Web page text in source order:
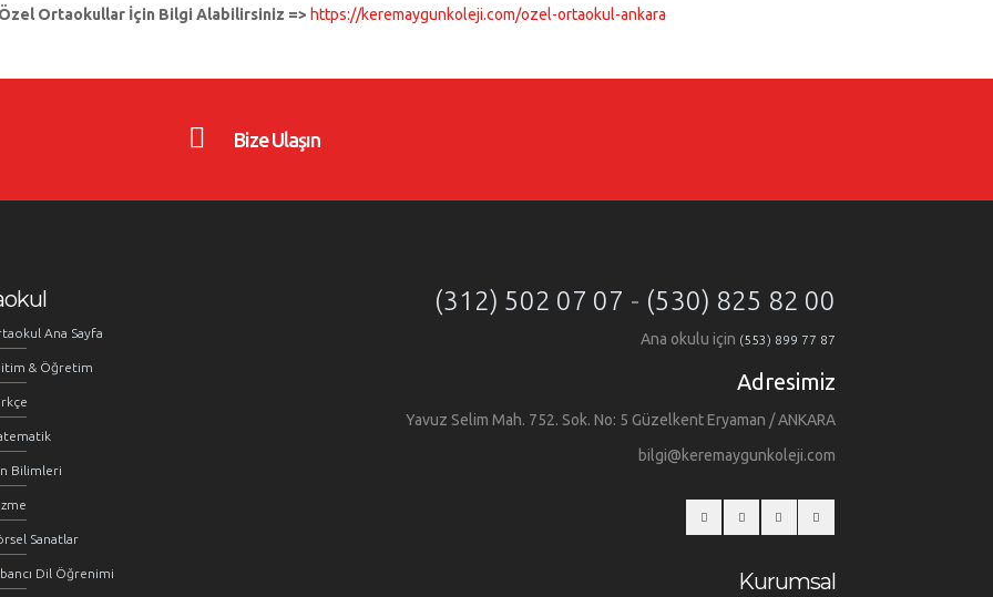
Özel Ortaokullar İçin Bilgi Alabilirsiniz => https://keremaygunkoleji.com/ozel-ortaokul-ankara
Bize Ulaşın
Ana Sayfa
& Öğretim
Bilimleri
Sanatlar
Dil Öğrenimi
(312) 502 07 07 - (530) 825 82 00
Ana okulu için (553) 899 77 87
Adresimiz
Yavuz Selim Mah. 752. Sok. No: 5 Güzelkent Eryaman / ANKARA
bilgi@keremaygunkoleji.com
Kurumsal